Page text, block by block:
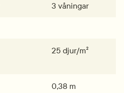
3 våningar
25 djur/m²
0,38 m